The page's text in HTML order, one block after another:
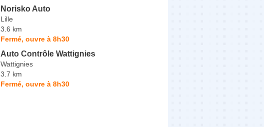
Norisko Auto
Lille
3.6 km
Fermé, ouvre à 8h30
Auto Contrôle Wattignies
Wattignies
3.7 km
Fermé, ouvre à 8h30